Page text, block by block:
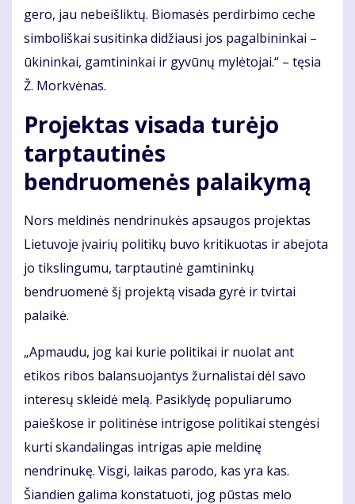
gero, jau nebeišliktų. Biomasės perdirbimo ceche
simboliškai susitinka didžiausi jos pagalbininkai –
ūkininkai, gamtininkai ir gyvūnų mylėtojai.“ – tęsia
Ž. Morkvėnas.
Projektas visada turėjo
tarptautinės
bendruomenės palaikymą
Nors meldinės nendrinukės apsaugos projektas
Lietuvoje įvairių politikų buvo kritikuotas ir abejota
jo tikslingumu, tarptautinė gamtininkų
bendruomenė šį projektą visada gyrė ir tvirtai
palaikė.
„Apmaudu, jog kai kurie politikai ir nuolat ant
etikos ribos balansuojantys žurnalistai dėl savo
interesų skleidė melą. Pasiklydę populiarumo
paieškose ir politinėse intrigose politikai stengėsi
kurti skandalingas intrigas apie meldinę
nendrinukę. Visgi, laikas parodo, kas yra kas.
Šiandien galima konstatuoti, jog pūstas melo